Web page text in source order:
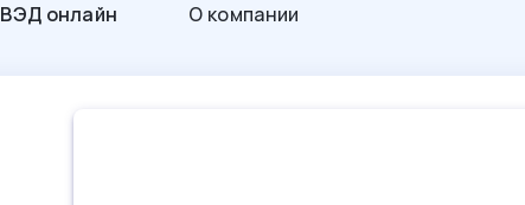
ВЭД онлайн О компании